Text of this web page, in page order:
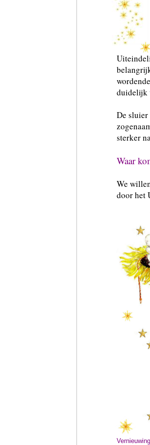
duidelijk
De sluier
sterker
Waar
We
door het